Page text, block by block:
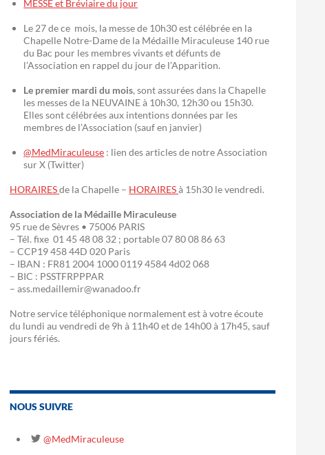
MESSE et Bréviaire du jour
Le 27 de ce mois, la messe de 10h30 est célébrée en la
Chapelle Notre-Dame de la Médaille Miraculeuse 140 rue
du Bac pour les membres vivants et défunts de
l’Association en rappel du jour de l’Apparition.
Le premier mardi du mois, sont assurées dans la Chapelle
les messes de la NEUVAINE à 10h30, 12h30 ou 15h30.
Elles sont célébrées aux intentions données par les
membres de l’Association (sauf en janvier)
@MedMiraculeuse : lien des articles de notre Association
sur X (Twitter)
HORAIRESde la Chapelle – HORAIRESà 15h30 le vendredi.
Association de la Médaille Miraculeuse
95 rue de Sèvres • 75006 PARIS
– Tél. fixe 01 45 48 08 32 ; portable 07 80 08 86 63
– CCP19 458 44D 020 Paris
– IBAN : FR81 2004 1000 0119 4584 4d02 068
– BIC : PSSTFRPPPAR
– ass.medaillemir@wanadoo.fr
Notre service téléphonique normalement est à votre écoute
du lundi au vendredi de 9h à 11h40 et de 14h00 à 17h45, sauf
jours fériés.
NOUS SUIVRE
@MedMiraculeuse